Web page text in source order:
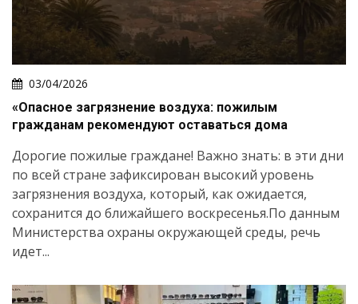
03/04/2026
«Опасное загрязнение воздуха: пожилым
гражданам рекомендуют оставаться дома
Дорогие пожилые граждане! Важно знать: в эти дни
по всей стране зафиксирован высокий уровень
загрязнения воздуха, который, как ожидается,
сохранится до ближайшего воскресенья.По данным
Министерства охраны окружающей среды, речь
идет...